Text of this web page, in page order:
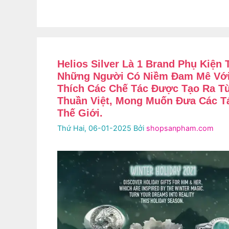
Helios Silver Là 1 Brand Phụ Kiện
Những Người Có Niềm Đam Mê
Thích Các Chế Tác Được Tạo Ra
Thuần Việt, Mong Muốn Đưa Các
Thế Giới.
Thứ Hai, 06-01-2025 Bởi shopsanpham.com